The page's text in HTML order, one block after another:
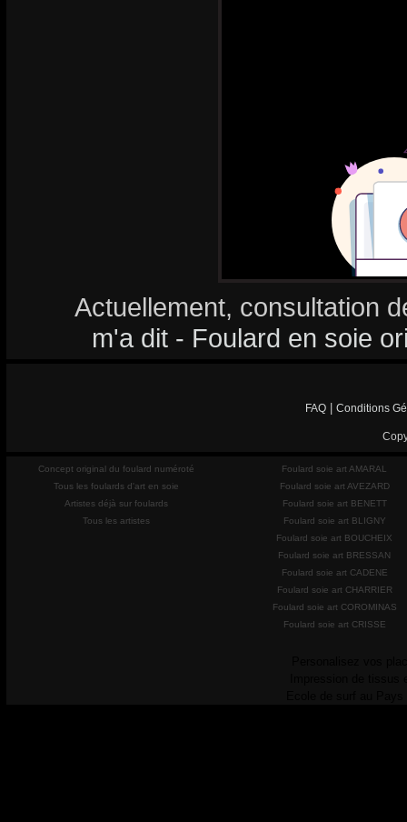
Actuellement, consultation
m'a dit - Foulard en soie
FAQ Conditions
Concept original du foulard numéroté
Tous les foulards d'art en soie
Artistes déjà sur foulards
Tous les artistes
Foulard soie art AMARAL
Foulard soie art AVEZARD
Foulard soie art BENETT
Foulard soie art BLIGNY
Foulard soie art BOUCHEIX
Foulard soie art BRESSAN
Foulard soie art CADENE
Foulard soie art CHARRIER
Foulard soie art COROMINAS
Foulard soie art CRISSE